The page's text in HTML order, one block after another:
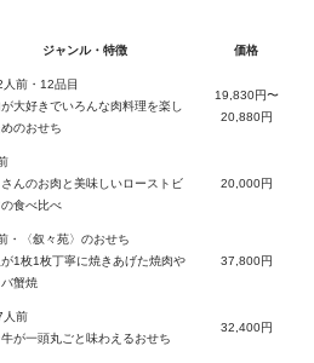
ジャンル・特徴 価格
人前・12品目
大好きでいろんな肉料理を楽し
のおせち
19,830円〜
20,880円
んのお肉と美味しいローストビ
の食べ比べ
20,000円
・〈叙々苑〉のおせち
1枚1枚丁寧に焼きあげた焼肉や
蟹焼
37,800円
人前
が一頭丸ごと味わえるおせち
32,400円